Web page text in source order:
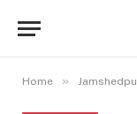
Home »